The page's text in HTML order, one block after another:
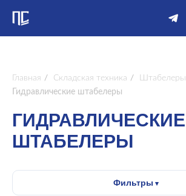
Главная / Складская техника / Штабелеры
Гидравлические штабелеры
ГИДРАВЛИЧЕСКИЕ
ШТАБЕЛЕРЫ
Фильтры